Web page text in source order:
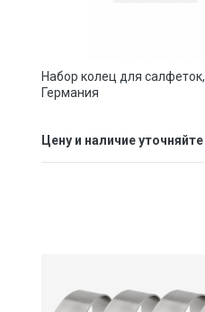
Набор колец для салфеток,
Германия
Цену и наличие уточняйте